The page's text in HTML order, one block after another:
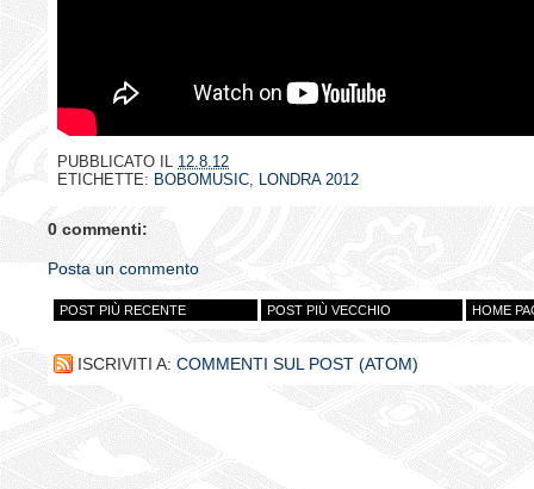
PUBBLICATO IL 12.8.12
ETICHETTE: BOBOMUSIC LONDRA 2012
0 commenti:
Posta un commento
POST PIÙ RECENTE POST PIÙ VECCHIO HOME
ISCRIVITI A: COMMENTI SUL POST (ATOM)